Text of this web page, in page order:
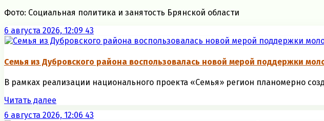
Фото: Социальная политика и занятость Брянской области
6 августа 2026, 12:09 43
Семья из Дубровского района воспользовалась новой мерой поддержки
В рамках реализации национального проекта «Семья» регион планомерно
Читать далее
6 августа 2026, 12:06 43